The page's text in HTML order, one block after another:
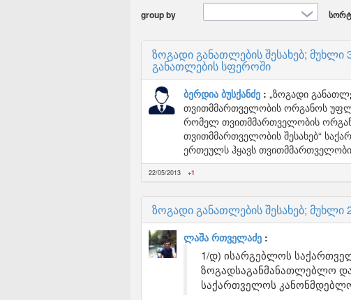
group by
ზოგადი განათლების შესახებ;
განათლების სფეროში
ბერდია ბუსქანძე
„ზოგადი
თვითმმართველობის ორგანოს
რომელ თვითმმართველობის
თვითმმართველობის შესახებ“
ერთეულს ჰყავს
22/05/2013 +1
ზოგადი განათლების შესახებ;
ლაშა რთველაძე
1/დ) ისარგებლოს
ზოგადსაგანმანათლებლო
საქართველოს